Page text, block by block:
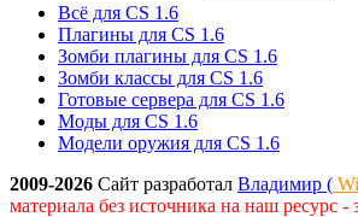
Всё для CS 1.6
Плагины для CS 1.6
Зомби плагины для CS 1.6
Зомби классы для CS 1.6
Готовые сервера для CS 1.6
Моды для CS 1.6
Модели оружия для CS 1.6
2009-2026 Сайт разработал Владимир (
материала без источника на наш ресурс -